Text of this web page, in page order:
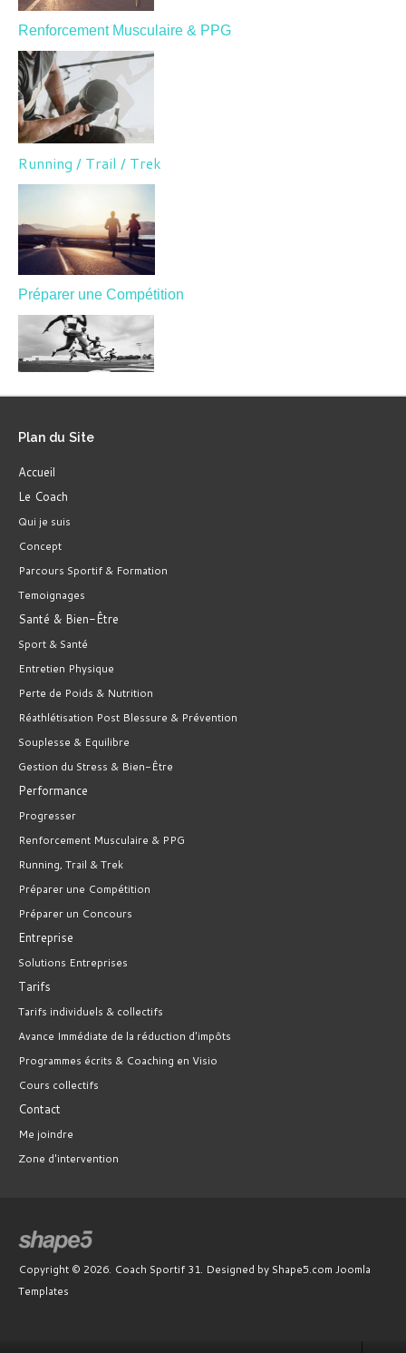
Renforcement Musculaire & PPG
Running / Trail / Trek
Préparer une Compétition
Plan du Site
Accueil
Le Coach
Qui je suis
Concept
Parcours Sportif & Formation
Temoignages
Santé & Bien-Être
Sport & Santé
Entretien Physique
Perte de Poids & Nutrition
Réathlétisation Post Blessure & Prévention
Souplesse & Equilibre
Gestion du Stress & Bien-Être
Performance
Progresser
Renforcement Musculaire & PPG
Running, Trail & Trek
Préparer une Compétition
Préparer un Concours
Entreprise
Solutions Entreprises
Tarifs
Tarifs individuels & collectifs
Avance Immédiate de la réduction d'impôts
Programmes écrits & Coaching en Visio
Cours collectifs
Contact
Me joindre
Zone d'intervention
Copyright © 2026. Coach Sportif 31. Designed by Shape5.com Joomla
Templates